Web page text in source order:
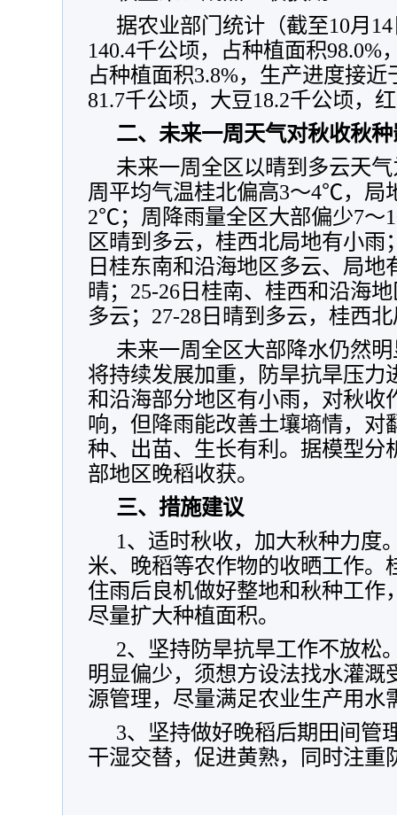
据农业部门统计（截至10月
140.4千公顷，占种植面积98.0%
占种植面积3.8%，生产进度接
81.7千公顷，大豆18.2千公顷，
二、未来一周天气对秋收秋
未来一周全区以晴到多云天
周平均气温桂北偏高3～4℃，局
2℃；周降雨量全区大部偏少7～
区晴到多云，桂西北局地有小雨
日桂东南和沿海地区多云、局
晴；25-26日桂南、桂西和沿海
多云；27-28日晴到多云，桂西
未来一周全区大部降水仍然
将持续发展加重，防旱抗旱压力
和沿海部分地区有小雨，对秋收
响，但降雨能改善土壤墒情，对
种、出苗、生长有利。据模型分
部地区晚稻收获。
三、措施建议
1、适时秋收，加大秋种力度
米、晚稻等农作物的收晒工作。
住雨后良机做好整地和秋种工作
尽量扩大种植面积。
2、坚持防旱抗旱工作不放松
明显偏少，须想方设法找水灌溉
源管理，尽量满足农业生产用水
3、坚持做好晚稻后期田间管
干湿交替，促进黄熟，同时注重